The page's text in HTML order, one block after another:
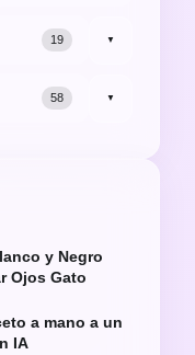
19 ▼
58 ▼
y Negro
Ojos Gato
a mano a un
IA